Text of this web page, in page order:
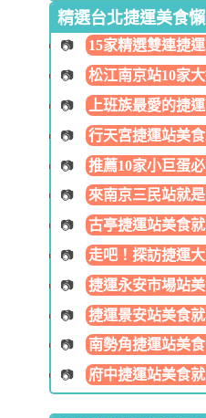
精選台北捷運美食
15家精選雙連捷
松江南京站10家
上班族最愛的捷
行天宮捷運站美
推薦10家小巨蛋
來南京三民站就
古亭捷運站美食
走吧！探訪捷運
捷運永安市場站
捷運景安站美食
南勢角捷運站美
府中捷運站美食